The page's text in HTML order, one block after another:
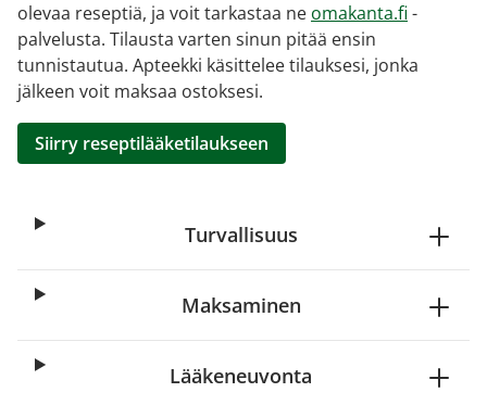
olevaa reseptiä, ja voit tarkastaa ne omakanta.fi -
palvelusta. Tilausta varten sinun pitää ensin
tunnistautua. Apteekki käsittelee tilauksesi, jonka
jälkeen voit maksaa ostoksesi.
Siirry reseptilääketilaukseen
Turvallisuus
Maksaminen
Lääkeneuvonta